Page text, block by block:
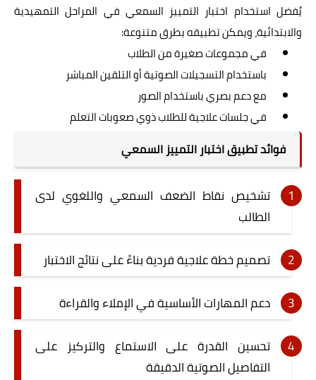
يُفضل استخدام اختبار التمييز السمعي في المراحل التمهيدية
والابتدائية، ويمكن تطبيقه بطرق متنوعة:
في مجموعات صغيرة من الطلاب
باستخدام التسجيلات الصوتية أو التلقين المباشر
مع دعم بصري باستخدام الصور
في جلسات علاجية للطلاب ذوي صعوبات التعلم
فوائد تطبيق اختبار التمييز السمعي
تشخيص نقاط الضعف السمعي واللغوي لدى
الطالب
تصميم خطة علاجية فردية بناءً على نتائج الاختبار
دعم المهارات الأساسية في الإملاء والقراءة
تحسين القدرة على الاستماع والتركيز على
التفاصيل الصوتية الدقيقة